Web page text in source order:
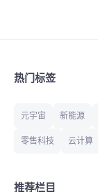
热门标签
元宇宙 新能源
零售科技 云计算
推荐栏目